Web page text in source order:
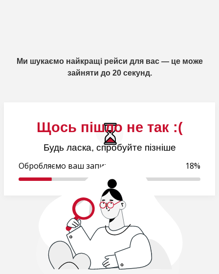
Щось пішло не так :(
Будь ласка, спробуйте пізніше
Ми шукаємо найкращі рейси для вас — це може
зайняти до 20 секунд.
Обробляємо ваш запит.. 19%